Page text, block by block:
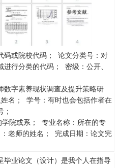
码或院校代码； 论文分类号：对
行分类的代码； 密级：公开、
数字素养现状调查及提升策略研
名； 学号：有时也会包括作者在
院或系； 专业名称：所在的专
老师的姓名； 完成日期：论文完
毕业论文（设计）是我个人在指导